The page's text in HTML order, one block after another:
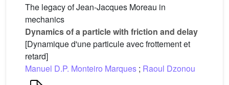
The legacy of Jean-Jacques Moreau in
mechanics
Dynamics of a particle with friction and delay
[Dynamique d'une particule avec frottement et
retard]
Manuel D.P. Monteiro Marques ; Raoul Dzonou